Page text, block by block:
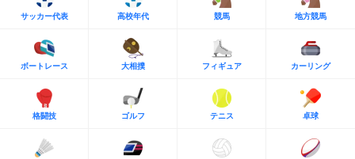
サッカー代表 高校年代 競馬 地方競馬
ボートレース 大相撲 フィギュア カーリング
格闘技 ゴルフ テニス 卓球